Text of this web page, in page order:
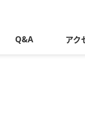
Q&A アク